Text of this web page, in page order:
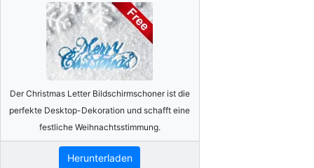
Der Christmas Letter Bildschirmschoner ist die
perfekte Desktop-Dekoration und schafft eine
festliche Weihnachtsstimmung.
Herunterladen